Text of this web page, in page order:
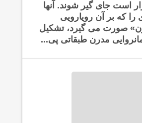
است جای گیر شوند. آنها
را که بر آن رویارویی
صورت می گیرد، تشکیل
مدرن طبقاتی پی...